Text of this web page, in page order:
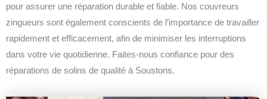
pour assurer une réparation durable et fiable. Nos couvreurs
zingueurs sont également conscients de l’importance de travailler
rapidement et efficacement, afin de minimiser les interruptions
dans votre vie quotidienne. Faites-nous confiance pour des
réparations de solins de qualité à Soustons.